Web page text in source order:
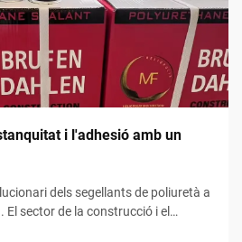
i l'adhesió amb un
dels segellants de poliuretà a
sector de la construcció i el